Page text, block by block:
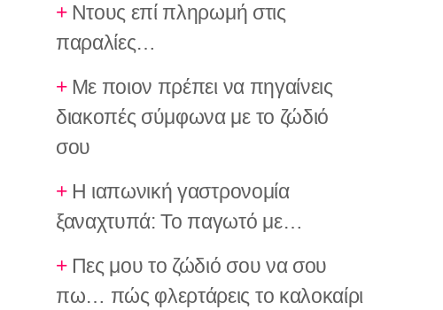
Nτους επί πληρωμή στις
παραλίες…
Με ποιον πρέπει να πηγαίνεις
διακοπές σύμφωνα με το ζώδιό
σου
Η ιαπωνική γαστρονομία
ξαναχτυπά: Το παγωτό με…
Πες μου το ζώδιό σου να σου
πω… πώς φλερτάρεις το καλοκαίρι